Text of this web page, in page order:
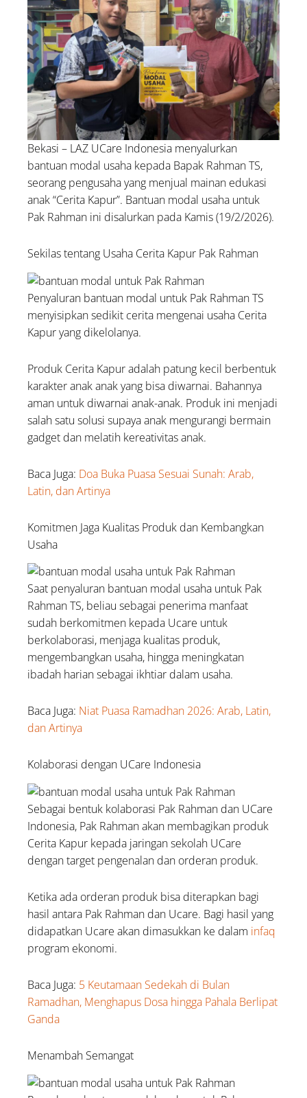
Kumpulan Doa untuk
Palestina: Lengkap Arab,
Latin, dan Artinya
Bekasi – LAZ UCare Indonesia menyalurkan
bantuan modal usaha kepada Bapak Rahman TS,
seorang pengusaha yang menjual mainan edukasi
anak “Cerita Kapur”. Bantuan modal usaha untuk
Pak Rahman ini disalurkan pada Kamis (19/2/2026).
Sekilas tentang Usaha Cerita Kapur Pak Rahman
Penyaluran bantuan modal untuk Pak Rahman TS
menyisipkan sedikit cerita mengenai usaha Cerita
Kapur yang dikelolanya.
Produk Cerita Kapur adalah patung kecil berbentuk
karakter anak anak yang bisa diwarnai. Bahannya
aman untuk diwarnai anak-anak. Produk ini menjadi
salah satu solusi supaya anak mengurangi bermain
gadget dan melatih kereativitas anak.
Baca Juga: Doa Buka Puasa Sesuai Sunah: Arab,
Latin, dan Artinya
Komitmen Jaga Kualitas Produk dan Kembangkan
Usaha
Saat penyaluran bantuan modal usaha untuk Pak
Rahman TS, beliau sebagai penerima manfaat
sudah berkomitmen kepada Ucare untuk
berkolaborasi, menjaga kualitas produk,
mengembangkan usaha, hingga meningkatan
ibadah harian sebagai ikhtiar dalam usaha.
Baca Juga: Niat Puasa Ramadhan 2026: Arab, Latin,
dan Artinya
Kolaborasi dengan UCare Indonesia
Sebagai bentuk kolaborasi Pak Rahman dan UCare
Indonesia, Pak Rahman akan membagikan produk
Cerita Kapur kepada jaringan sekolah UCare
dengan target pengenalan dan orderan produk.
Ketika ada orderan produk bisa diterapkan bagi
hasil antara Pak Rahman dan Ucare. Bagi hasil yang
didapatkan Ucare akan dimasukkan ke dalam infaq
program ekonomi.
Baca Juga: 5 Keutamaan Sedekah di Bulan
Ramadhan, Menghapus Dosa hingga Pahala Berlipat
Ganda
Menambah Semangat